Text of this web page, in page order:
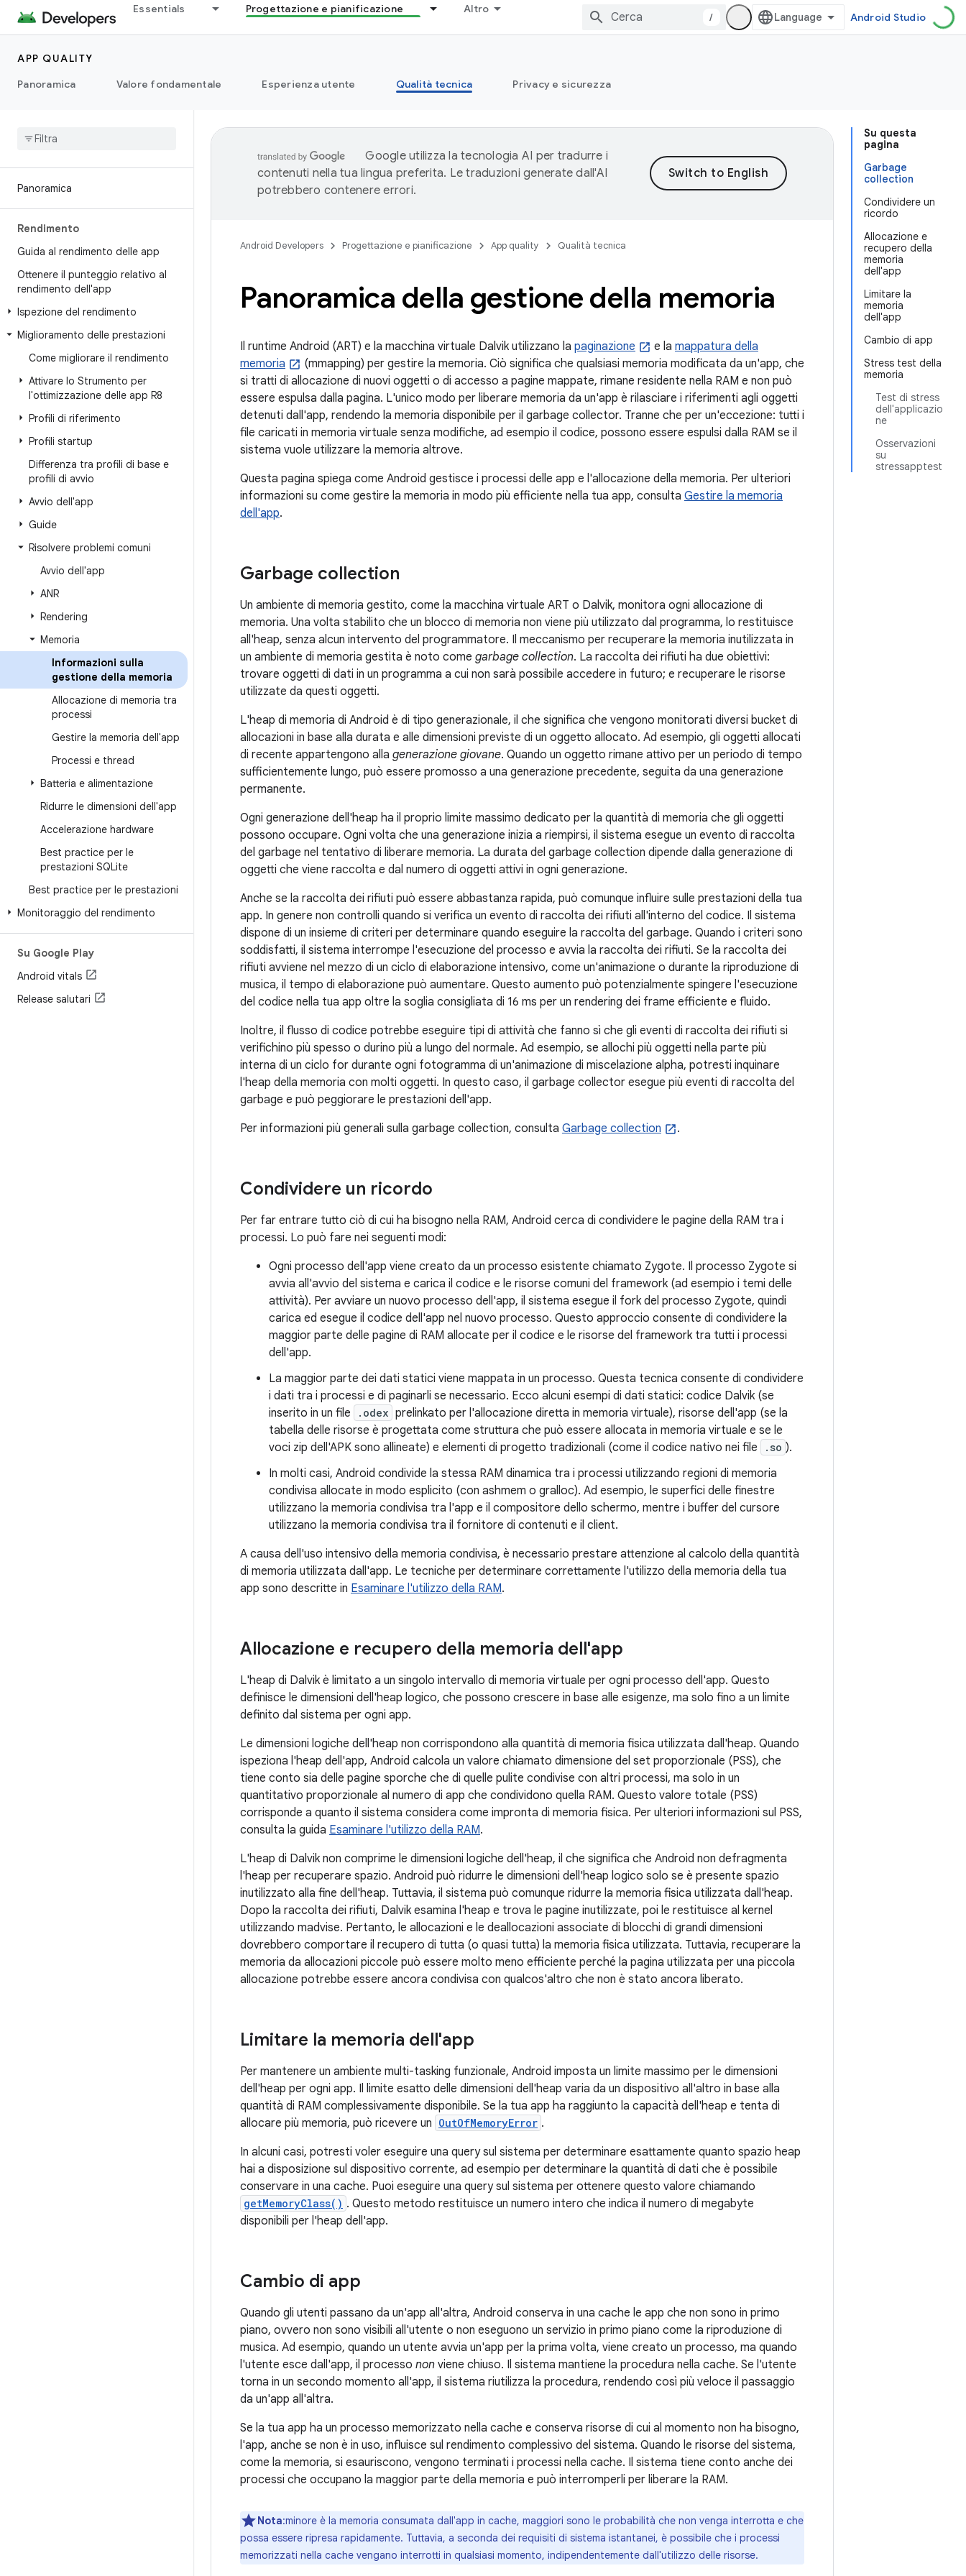
Essentials Progettazione e pianificazione Altro
/ Android Studio
APP QUALITY
Panoramica
Valore fondamentale Esperienza utente Qualità tecnica Privacy e sicurezza
Panoramica
Rendimento
Guida al rendimento delle app
Ottenere il punteggio relativo al
rendimento dell'app
Ispezione del rendimento
Miglioramento delle prestazioni
Come migliorare il rendimento
Attivare lo Strumento per
l'ottimizzazione delle app R8
Profili di riferimento
Profili startup
Differenza tra profili di base e
profili di avvio
Avvio dell'app
Guide
Risolvere problemi comuni
Avvio dell'app
ANR
Rendering
Memoria
Informazioni sulla
gestione della memoria
Allocazione di memoria tra
processi
Gestire la memoria dell'app
Processi e thread
Batteria e alimentazione
Ridurre le dimensioni dell'app
Accelerazione hardware
Best practice per le
prestazioni SQLite
Best practice per le prestazioni
Monitoraggio del rendimento
Su Google Play
Android vitals
Release salutari
Su questa
pagina
Garbage
collection
Condividere un
ricordo
Allocazione e
recupero della
memoria
dell'app
Limitare la
memoria
dell'app
Cambio di app
Stress test della
memoria
Test di stress
dell'applicazio
ne
Osservazioni
su
stressapptest
Google utilizza la tecnologia AI per tradurre i
contenuti nella tua lingua preferita. Le traduzioni generate dall'AI
potrebbero contenere errori.
Android Developers Progettazione e pianificazione App quality Qualità tecnica
Panoramica della gestione della memoria
Il runtime Android (ART) e la macchina virtuale Dalvik utilizzano la paginazione e la mappatura della
memoria
(mmapping) per gestire la memoria. Ciò significa che qualsiasi memoria modificata da un'app, che
si tratti di allocazione di nuovi oggetti o di accesso a pagine mappate, rimane residente nella RAM e non può
essere espulsa dalla pagina. L'unico modo per liberare memoria da un'app è rilasciare i riferimenti agli oggetti
detenuti dall'app, rendendo la memoria disponibile per il garbage collector. Tranne che per un'eccezione: tutti i
file caricati in memoria virtuale senza modifiche, ad esempio il codice, possono essere espulsi dalla RAM se il
sistema vuole utilizzare la memoria altrove.
Questa pagina spiega come Android gestisce i processi delle app e l'allocazione della memoria. Per ulteriori
informazioni su come gestire la memoria in modo più efficiente nella tua app, consulta Gestire la memoria
dell'app.
Garbage collection
Un ambiente di memoria gestito, come la macchina virtuale ART o Dalvik, monitora ogni allocazione di
memoria. Una volta stabilito che un blocco di memoria non viene più utilizzato dal programma, lo restituisce
all'heap, senza alcun intervento del programmatore. Il meccanismo per recuperare la memoria inutilizzata in
un ambiente di memoria gestita è noto come garbage collection. La raccolta dei rifiuti ha due obiettivi:
trovare oggetti di dati in un programma a cui non sarà possibile accedere in futuro; e recuperare le risorse
utilizzate da questi oggetti.
L'heap di memoria di Android è di tipo generazionale, il che significa che vengono monitorati diversi bucket di
allocazioni in base alla durata e alle dimensioni previste di un oggetto allocato. Ad esempio, gli oggetti allocati
di recente appartengono alla generazione giovane. Quando un oggetto rimane attivo per un periodo di tempo
sufficientemente lungo, può essere promosso a una generazione precedente, seguita da una generazione
permanente.
Ogni generazione dell'heap ha il proprio limite massimo dedicato per la quantità di memoria che gli oggetti
possono occupare. Ogni volta che una generazione inizia a riempirsi, il sistema esegue un evento di raccolta
del garbage nel tentativo di liberare memoria. La durata del garbage collection dipende dalla generazione di
oggetti che viene raccolta e dal numero di oggetti attivi in ogni generazione.
Anche se la raccolta dei rifiuti può essere abbastanza rapida, può comunque influire sulle prestazioni della tua
app. In genere non controlli quando si verifica un evento di raccolta dei rifiuti all'interno del codice. Il sistema
dispone di un insieme di criteri per determinare quando eseguire la raccolta del garbage. Quando i criteri sono
soddisfatti, il sistema interrompe l'esecuzione del processo e avvia la raccolta dei rifiuti. Se la raccolta dei
rifiuti avviene nel mezzo di un ciclo di elaborazione intensivo, come un'animazione o durante la riproduzione di
musica, il tempo di elaborazione può aumentare. Questo aumento può potenzialmente spingere l'esecuzione
del codice nella tua app oltre la soglia consigliata di 16 ms per un rendering dei frame efficiente e fluido.
Inoltre, il flusso di codice potrebbe eseguire tipi di attività che fanno sì che gli eventi di raccolta dei rifiuti si
verifichino più spesso o durino più a lungo del normale. Ad esempio, se allochi più oggetti nella parte più
interna di un ciclo for durante ogni fotogramma di un'animazione di miscelazione alpha, potresti inquinare
l'heap della memoria con molti oggetti. In questo caso, il garbage collector esegue più eventi di raccolta del
garbage e può peggiorare le prestazioni dell'app.
Per informazioni più generali sulla garbage collection, consulta Garbage collection .
Condividere un ricordo
Per far entrare tutto ciò di cui ha bisogno nella RAM, Android cerca di condividere le pagine della RAM tra i
processi. Lo può fare nei seguenti modi:
Ogni processo dell'app viene creato da un processo esistente chiamato Zygote. Il processo Zygote si
avvia all'avvio del sistema e carica il codice e le risorse comuni del framework (ad esempio i temi delle
attività). Per avviare un nuovo processo dell'app, il sistema esegue il fork del processo Zygote, quindi
carica ed esegue il codice dell'app nel nuovo processo. Questo approccio consente di condividere la
maggior parte delle pagine di RAM allocate per il codice e le risorse del framework tra tutti i processi
dell'app.
La maggior parte dei dati statici viene mappata in un processo. Questa tecnica consente di condividere
i dati tra i processi e di paginarli se necessario. Ecco alcuni esempi di dati statici: codice Dalvik (se
inserito in un file
.odex prelinkato per l'allocazione diretta in memoria virtuale), risorse dell'app (se la
tabella delle risorse è progettata come struttura che può essere allocata in memoria virtuale e se le
voci zip dell'APK sono allineate) e elementi di progetto tradizionali (come il codice nativo nei file
.so ).
In molti casi, Android condivide la stessa RAM dinamica tra i processi utilizzando regioni di memoria
condivisa allocate in modo esplicito (con ashmem o gralloc). Ad esempio, le superfici delle finestre
utilizzano la memoria condivisa tra l'app e il compositore dello schermo, mentre i buffer del cursore
utilizzano la memoria condivisa tra il fornitore di contenuti e il client.
A causa dell'uso intensivo della memoria condivisa, è necessario prestare attenzione al calcolo della quantità
di memoria utilizzata dall'app. Le tecniche per determinare correttamente l'utilizzo della memoria della tua
app sono descritte in Esaminare l'utilizzo della RAM.
Allocazione e recupero della memoria dell'app
L'heap di Dalvik è limitato a un singolo intervallo di memoria virtuale per ogni processo dell'app. Questo
definisce le dimensioni dell'heap logico, che possono crescere in base alle esigenze, ma solo fino a un limite
definito dal sistema per ogni app.
Le dimensioni logiche dell'heap non corrispondono alla quantità di memoria fisica utilizzata dall'heap. Quando
ispeziona l'heap dell'app, Android calcola un valore chiamato dimensione del set proporzionale (PSS), che
tiene conto sia delle pagine sporche che di quelle pulite condivise con altri processi, ma solo in un
quantitativo proporzionale al numero di app che condividono quella RAM. Questo valore totale (PSS)
corrisponde a quanto il sistema considera come impronta di memoria fisica. Per ulteriori informazioni sul PSS,
consulta la guida Esaminare l'utilizzo della RAM.
L'heap di Dalvik non comprime le dimensioni logiche dell'heap, il che significa che Android non defragmenta
l'heap per recuperare spazio. Android può ridurre le dimensioni dell'heap logico solo se è presente spazio
inutilizzato alla fine dell'heap. Tuttavia, il sistema può comunque ridurre la memoria fisica utilizzata dall'heap.
Dopo la raccolta dei rifiuti, Dalvik esamina l'heap e trova le pagine inutilizzate, poi le restituisce al kernel
utilizzando madvise. Pertanto, le allocazioni e le deallocazioni associate di blocchi di grandi dimensioni
dovrebbero comportare il recupero di tutta (o quasi tutta) la memoria fisica utilizzata. Tuttavia, recuperare la
memoria da allocazioni piccole può essere molto meno efficiente perché la pagina utilizzata per una piccola
allocazione potrebbe essere ancora condivisa con qualcos'altro che non è stato ancora liberato.
Limitare la memoria dell'app
Per mantenere un ambiente multi-tasking funzionale, Android imposta un limite massimo per le dimensioni
dell'heap per ogni app. Il limite esatto delle dimensioni dell'heap varia da un dispositivo all'altro in base alla
quantità di RAM complessivamente disponibile. Se la tua app ha raggiunto la capacità dell'heap e tenta di
allocare più memoria, può ricevere un OutOfMemoryError .
In alcuni casi, potresti voler eseguire una query sul sistema per determinare esattamente quanto spazio heap
hai a disposizione sul dispositivo corrente, ad esempio per determinare la quantità di dati che è possibile
conservare in una cache. Puoi eseguire una query sul sistema per ottenere questo valore chiamando
getMemoryClass() . Questo metodo restituisce un numero intero che indica il numero di megabyte
disponibili per l'heap dell'app.
Cambio di app
Quando gli utenti passano da un'app all'altra, Android conserva in una cache le app che non sono in primo
piano, ovvero non sono visibili all'utente o non eseguono un servizio in primo piano come la riproduzione di
musica. Ad esempio, quando un utente avvia un'app per la prima volta, viene creato un processo, ma quando
l'utente esce dall'app, il processo non viene chiuso. Il sistema mantiene la procedura nella cache. Se l'utente
torna in un secondo momento all'app, il sistema riutilizza la procedura, rendendo così più veloce il passaggio
da un'app all'altra.
Se la tua app ha un processo memorizzato nella cache e conserva risorse di cui al momento non ha bisogno,
l'app, anche se non è in uso, influisce sul rendimento complessivo del sistema. Quando le risorse del sistema,
come la memoria, si esauriscono, vengono terminati i processi nella cache. Il sistema tiene conto anche dei
processi che occupano la maggior parte della memoria e può interromperli per liberare la RAM.
Nota:minore è la memoria consumata dall'app in cache, maggiori sono le probabilità che non venga interrotta e che
possa essere ripresa rapidamente. Tuttavia, a seconda dei requisiti di sistema istantanei, è possibile che i processi
memorizzati nella cache vengano interrotti in qualsiasi momento, indipendentemente dall'utilizzo delle risorse.